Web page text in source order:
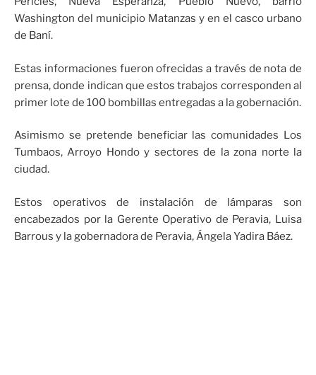
Washington del municipio Matanzas y en el casco urbano
de Baní.
Estas informaciones fueron ofrecidas a través de nota de
prensa, donde indican que estos trabajos corresponden al
primer lote de 100 bombillas entregadas a la gobernación.
Asimismo se pretende beneficiar las comunidades Los
Tumbaos, Arroyo Hondo y sectores de la zona norte la
ciudad.
Estos operativos de instalación de lámparas son
encabezados por la Gerente Operativo de Peravia, Luisa
Barrous y la gobernadora de Peravia, Ángela Yadira Báez.